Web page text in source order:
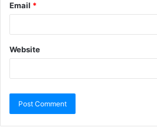
Email *
Website